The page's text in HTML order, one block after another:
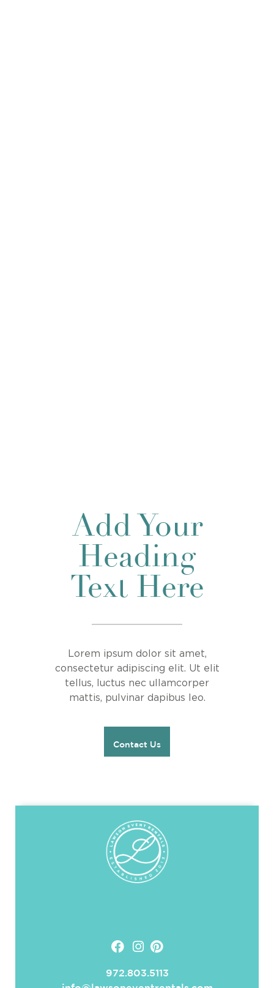
Add Your
Heading
Text Here
Lorem ipsum dolor sit amet,
consectetur adipiscing elit. Ut elit
tellus, luctus nec ullamcorper
mattis, pulvinar dapibus leo.
Contact Us
972.803.5113